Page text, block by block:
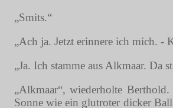
„Smits.“
„Ach ja. Jetzt erinnere ich mich. -
„Ja. Ich stamme aus Alkmaar. Da
„Alkmaar“, wiederholte
Sonne wie ein glutroter dicker